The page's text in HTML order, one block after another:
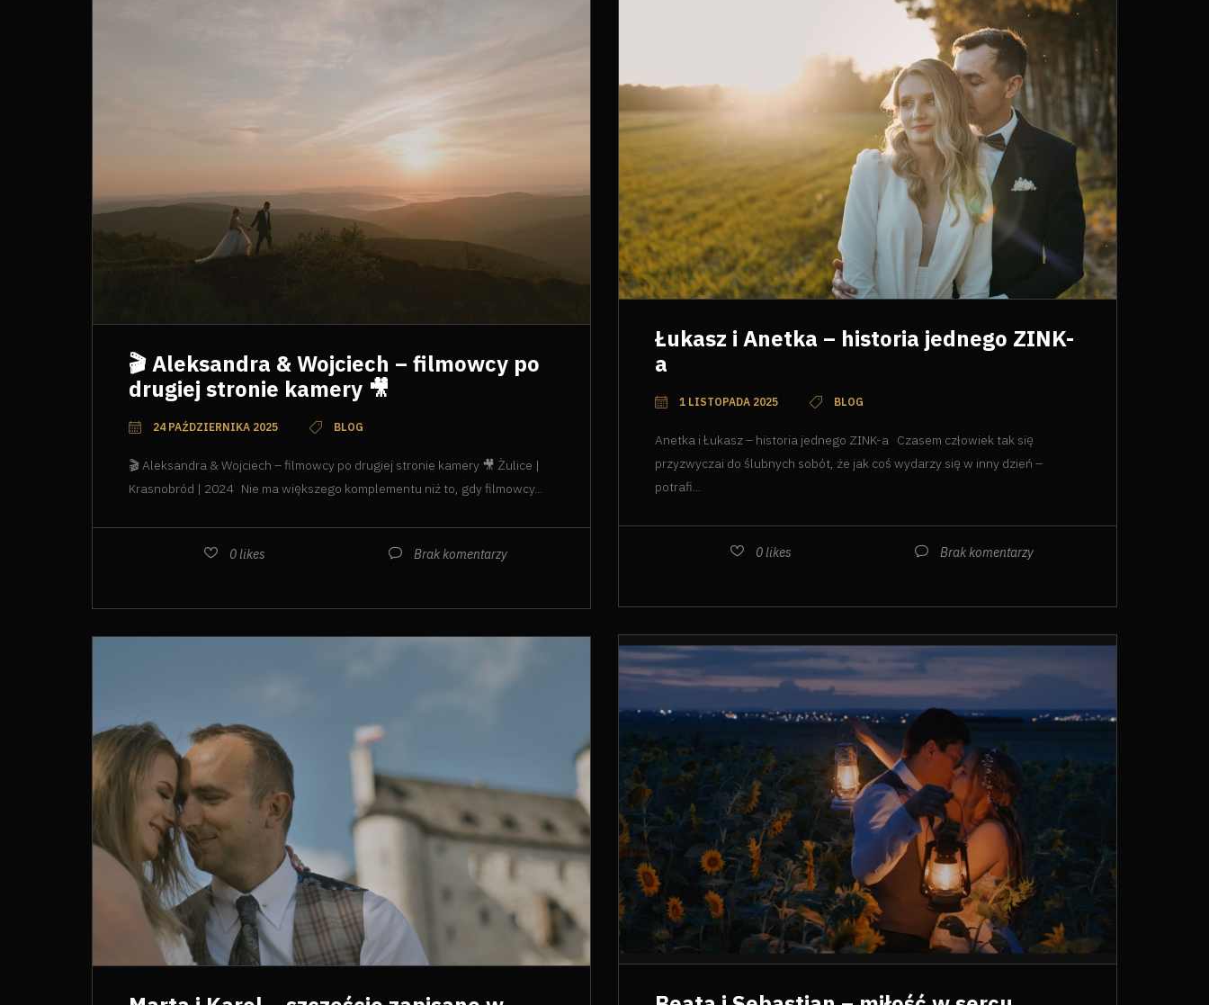
Łukasz i Anetka – historia jednego ZINK-
a
1 LISTOPADA 2025 BLOG
Anetka i Łukasz – historia jednego ZINK-a Czasem człowiek tak się
przyzwyczai do ślubnych sobót, że jak coś wydarzy się w inny dzień –
potrafi...
0likes Brak komentarzy
🎬 Aleksandra & Wojciech – filmowcy po
drugiej stronie kamery 🎥
24 PAŹDZIERNIKA 2025 BLOG
🎬 Aleksandra & Wojciech – filmowcy po drugiej stronie kamery 🎥 Żulice |
Krasnobród | 2024 Nie ma większego komplementu niż to, gdy filmowcy...
0likes Brak komentarzy